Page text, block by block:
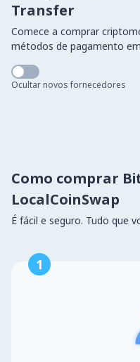
Transfer
Comece a comprar
métodos de pagamento em
Ocultar novos fornecedores
Como comprar
LocalCoinSwap
É fácil e seguro. Tudo que
1